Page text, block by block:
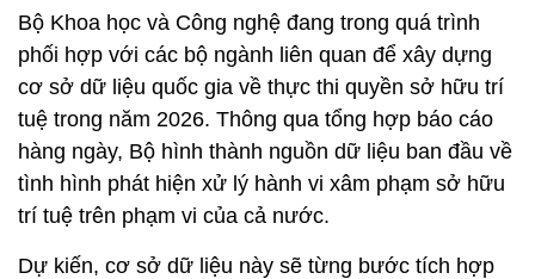
Bộ Khoa học và Công nghệ đang trong quá trình
phối hợp với các bộ ngành liên quan để xây dựng
cơ sở dữ liệu quốc gia về thực thi quyền sở hữu trí
tuệ trong năm 2026. Thông qua tổng hợp báo cáo
hàng ngày, Bộ hình thành nguồn dữ liệu ban đầu về
tình hình phát hiện xử lý hành vi xâm phạm sở hữu
trí tuệ trên phạm vi của cả nước.
Dự kiến, cơ sở dữ liệu này sẽ từng bước tích hợp